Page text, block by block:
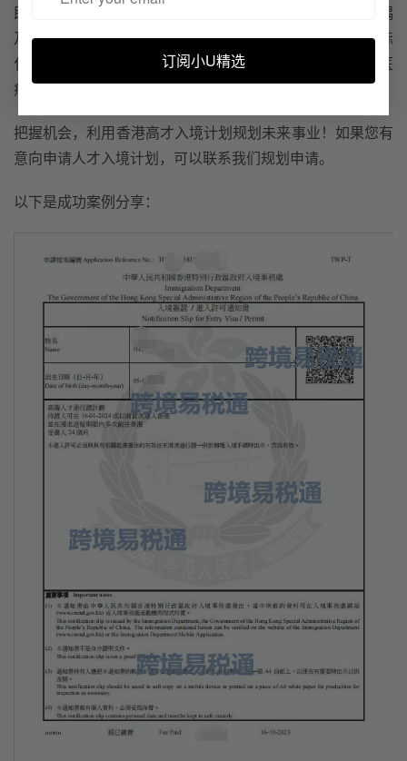
订阅小U精选
即可获得香港永久居民身份；一人申请，可全家受惠，配偶
及子女可跟随主申请人一起移民到香港；子女可以接受国际
化教育；可保留内陆身份和户籍；还可以享受领先世界的医
疗优势。
把握机会，利用香港高才入境计划规划未来事业！如果您有
意向申请人才入境计划，可以联系我们规划申请。
以下是成功案例分享：